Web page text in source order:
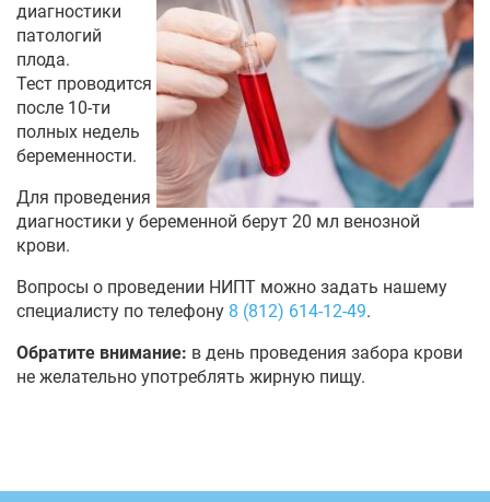
диагностики
патологий
плода.
Тест проводится
после 10-ти
полных недель
беременности.
Для проведения
диагностики у беременной берут 20 мл венозной
крови.
Вопросы о проведении НИПТ можно задать нашему
специалисту по телефону 8 (812) 614-12-49.
Обратите внимание: в день проведения забора крови
не желательно употреблять жирную пищу.